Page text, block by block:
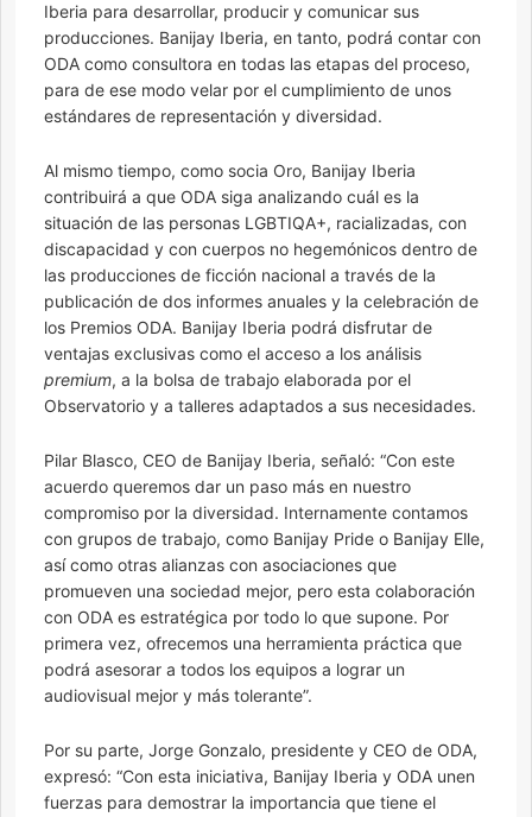
Iberia para desarrollar, producir y comunicar sus
producciones. Banijay Iberia, en tanto, podrá contar con
ODA como consultora en todas las etapas del proceso,
para de ese modo velar por el cumplimiento de unos
estándares de representación y diversidad.
Al mismo tiempo, como socia Oro, Banijay Iberia
contribuirá a que ODA siga analizando cuál es la
situación de las personas LGBTIQA+, racializadas, con
discapacidad y con cuerpos no hegemónicos dentro de
las producciones de ficción nacional a través de la
publicación de dos informes anuales y la celebración de
los Premios ODA. Banijay Iberia podrá disfrutar de
ventajas exclusivas como el acceso a los análisis
premium, a la bolsa de trabajo elaborada por el
Observatorio y a talleres adaptados a sus necesidades.
Pilar Blasco, CEO de Banijay Iberia, señaló: “Con este
acuerdo queremos dar un paso más en nuestro
compromiso por la diversidad. Internamente contamos
con grupos de trabajo, como Banijay Pride o Banijay Elle,
así como otras alianzas con asociaciones que
promueven una sociedad mejor, pero esta colaboración
con ODA es estratégica por todo lo que supone. Por
primera vez, ofrecemos una herramienta práctica que
podrá asesorar a todos los equipos a lograr un
audiovisual mejor y más tolerante”.
Por su parte, Jorge Gonzalo, presidente y CEO de ODA,
expresó: “Con esta iniciativa, Banijay Iberia y ODA unen
fuerzas para demostrar la importancia que tiene el